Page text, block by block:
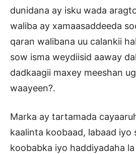
dunidana ay isku wada
waliba ay xamaasaddeeda
qaran walibana uu calankii
sow isma weydiisid aaway
dadkaagii maxey meeshan
waayeen?.
Marka ay tartamada
kaalinta koobaad, labaad iyo
koobabka iyo haddiyadaha